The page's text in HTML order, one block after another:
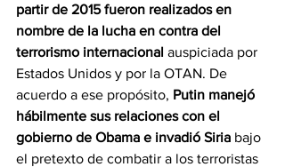
partir de 2015 fueron realizados en
nombre de la lucha en contra del
terrorismo internacional auspiciada por
Estados Unidos y por la OTAN. De
acuerdo a ese propósito, Putin manejó
hábilmente sus relaciones con el
gobierno de Obama e invadió Siria bajo
el pretexto de combatir a los terroristas